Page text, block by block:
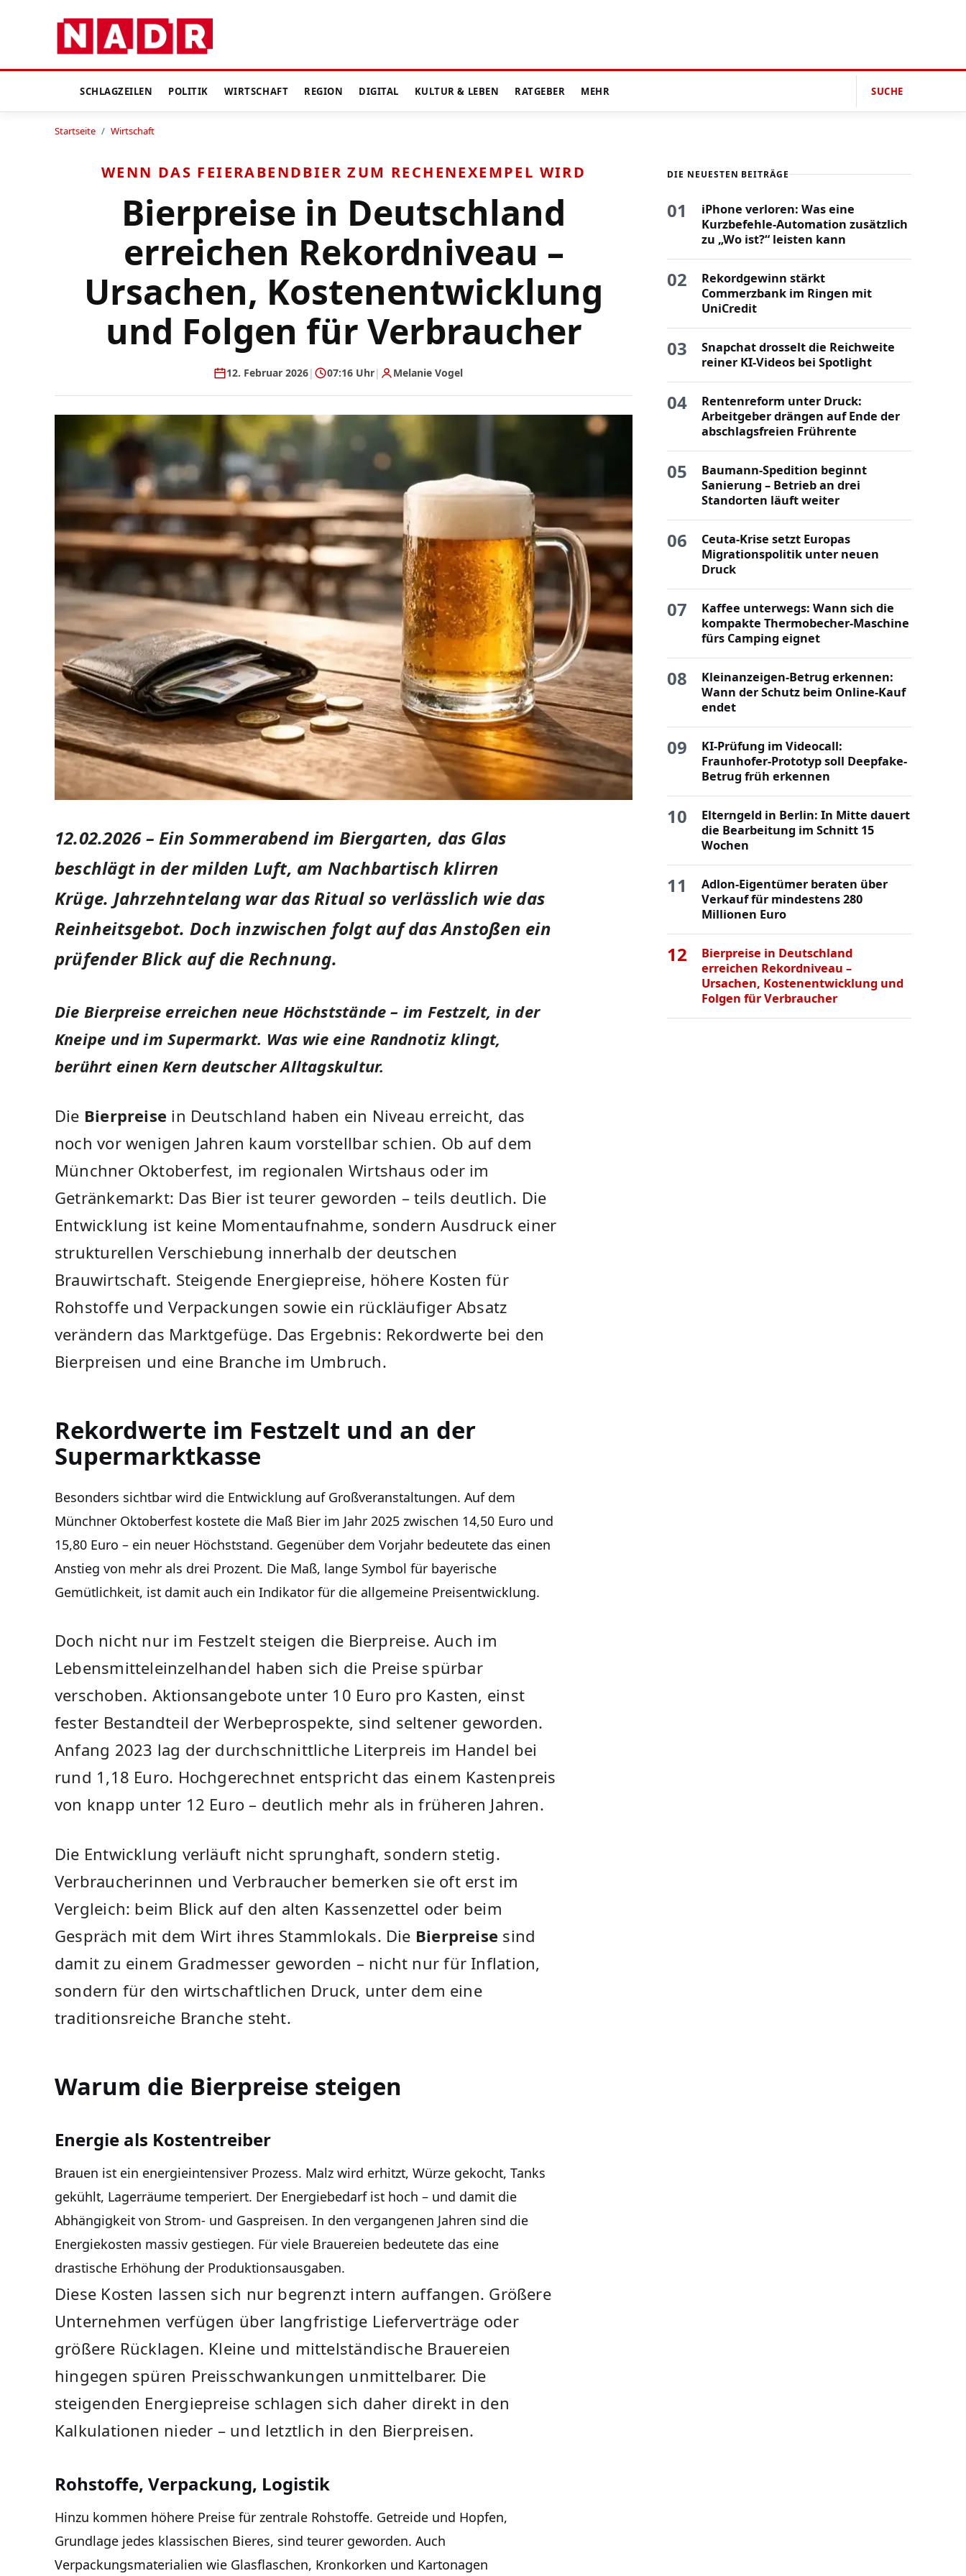
SCHLAGZEILEN POLITIK WIRTSCHAFT REGION DIGITAL KULTUR & LEBEN RATGEBER MEHR SUCHE
Startseite / Wirtschaft
WENN DAS FEIERABENDBIER ZUM RECHENEXEMPEL WIRD
Bierpreise in Deutschland
erreichen Rekordniveau –
Ursachen, Kostenentwicklung
und Folgen für Verbraucher
12. Februar 2026| 07:16 Uhr| Melanie Vogel
12.02.2026– Ein Sommerabend im Biergarten, das Glas
beschlägt in der milden Luft, am Nachbartisch klirren
Krüge. Jahrzehntelang war das Ritual so verlässlich wie das
Reinheitsgebot. Doch inzwischen folgt auf das Anstoßen ein
prüfender Blick auf die Rechnung.
Die Bierpreise erreichen neue Höchststände – im Festzelt, in der
Kneipe und im Supermarkt. Was wie eine Randnotiz klingt,
berührt einen Kern deutscher Alltagskultur.
Die Bierpreise in Deutschland haben ein Niveau erreicht, das
noch vor wenigen Jahren kaum vorstellbar schien. Ob auf dem
Münchner Oktoberfest, im regionalen Wirtshaus oder im
Getränkemarkt: Das Bier ist teurer geworden – teils deutlich. Die
Entwicklung ist keine Momentaufnahme, sondern Ausdruck einer
strukturellen Verschiebung innerhalb der deutschen
Brauwirtschaft. Steigende Energiepreise, höhere Kosten für
Rohstoffe und Verpackungen sowie ein rückläufiger Absatz
verändern das Marktgefüge. Das Ergebnis: Rekordwerte bei den
Bierpreisen und eine Branche im Umbruch.
Rekordwerte im Festzelt und an der
Supermarktkasse
Besonders sichtbar wird die Entwicklung auf Großveranstaltungen. Auf dem
Münchner Oktoberfest kostete die Maß Bier im Jahr 2025 zwischen 14,50 Euro und
15,80 Euro – ein neuer Höchststand. Gegenüber dem Vorjahr bedeutete das einen
Anstieg von mehr als drei Prozent. Die Maß, lange Symbol für bayerische
Gemütlichkeit, ist damit auch ein Indikator für die allgemeine Preisentwicklung.
Doch nicht nur im Festzelt steigen die Bierpreise. Auch im
Lebensmitteleinzelhandel haben sich die Preise spürbar
verschoben. Aktionsangebote unter 10 Euro pro Kasten, einst
fester Bestandteil der Werbeprospekte, sind seltener geworden.
Anfang 2023 lag der durchschnittliche Literpreis im Handel bei
rund 1,18 Euro. Hochgerechnet entspricht das einem Kastenpreis
von knapp unter 12 Euro – deutlich mehr als in früheren Jahren.
Die Entwicklung verläuft nicht sprunghaft, sondern stetig.
Verbraucherinnen und Verbraucher bemerken sie oft erst im
Vergleich: beim Blick auf den alten Kassenzettel oder beim
Gespräch mit dem Wirt ihres Stammlokals. Die Bierpreise sind
damit zu einem Gradmesser geworden – nicht nur für Inflation,
sondern für den wirtschaftlichen Druck, unter dem eine
traditionsreiche Branche steht.
Warum die Bierpreise steigen
Energie als Kostentreiber
Brauen ist ein energieintensiver Prozess. Malz wird erhitzt, Würze gekocht, Tanks
gekühlt, Lagerräume temperiert. Der Energiebedarf ist hoch – und damit die
Abhängigkeit von Strom- und Gaspreisen. In den vergangenen Jahren sind die
Energiekosten massiv gestiegen. Für viele Brauereien bedeutete das eine
drastische Erhöhung der Produktionsausgaben.
Diese Kosten lassen sich nur begrenzt intern auffangen. Größere
Unternehmen verfügen über langfristige Lieferverträge oder
größere Rücklagen. Kleine und mittelständische Brauereien
hingegen spüren Preisschwankungen unmittelbarer. Die
steigenden Energiepreise schlagen sich daher direkt in den
Kalkulationen nieder – und letztlich in den Bierpreisen.
Rohstoffe, Verpackung, Logistik
Hinzu kommen höhere Preise für zentrale Rohstoffe. Getreide und Hopfen,
Grundlage jedes klassischen Bieres, sind teurer geworden. Auch
Verpackungsmaterialien wie Glasflaschen, Kronkorken und Kartonagen
DIE NEUESTEN BEITRÄGE
01
iPhone verloren: Was eine
Kurzbefehle-Automation zusätzlich
zu „Wo ist?“ leisten kann
02
Rekordgewinn stärkt
Commerzbank im Ringen mit
UniCredit
03
Snapchat drosselt die Reichweite
reiner KI-Videos bei Spotlight
04
Rentenreform unter Druck:
Arbeitgeber drängen auf Ende der
abschlagsfreien Frührente
05
Baumann-Spedition beginnt
Sanierung – Betrieb an drei
Standorten läuft weiter
06
Ceuta-Krise setzt Europas
Migrationspolitik unter neuen
Druck
07
Kaffee unterwegs: Wann sich die
kompakte Thermobecher-Maschine
fürs Camping eignet
08
Kleinanzeigen-Betrug erkennen:
Wann der Schutz beim Online-Kauf
endet
09
KI-Prüfung im Videocall:
Fraunhofer-Prototyp soll Deepfake-
Betrug früh erkennen
10
Elterngeld in Berlin: In Mitte dauert
die Bearbeitung im Schnitt 15
Wochen
11
Adlon-Eigentümer beraten über
Verkauf für mindestens 280
Millionen Euro
12
Bierpreise in Deutschland
erreichen Rekordniveau –
Ursachen, Kostenentwicklung und
Folgen für Verbraucher